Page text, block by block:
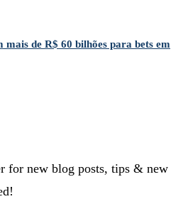
de R$ 60 bilhões para bets em
for new blog posts, tips & new